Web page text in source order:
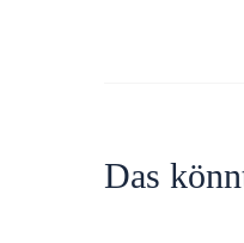
Das